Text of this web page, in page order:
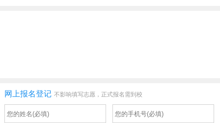
网上报名登记 不影响填写志愿，正式报名需到校